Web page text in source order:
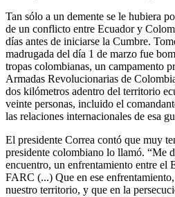
Tan sólo a un demente se le hubiera
de un conflicto entre Ecuador y
días antes de iniciarse la Cumbre.
madrugada del día 1 de marzo fue
tropas colombianas, un campamento
Armadas Revolucionarias de
dos kilómetros adentro del territorio
veinte personas, incluido el
las relaciones internacionales de esa
El presidente Correa contó que muy
presidente colombiano lo llamó. “Me
encuentro, un enfrentamiento entre el
FARC (...) Que en ese
nuestro territorio, y que en la